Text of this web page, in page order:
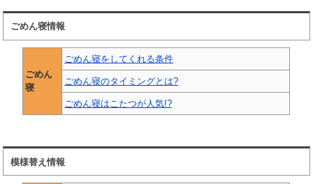
ごめん寝情報
ごめん
寝
ごめん寝をしてくれる条件
ごめん寝のタイミングとは?
ごめん寝はこたつが人気!?
模様替え情報